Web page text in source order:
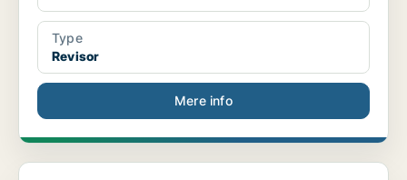
Type
Revisor
Mere info
Statsautoriseret revisor til BDO i Aarhus